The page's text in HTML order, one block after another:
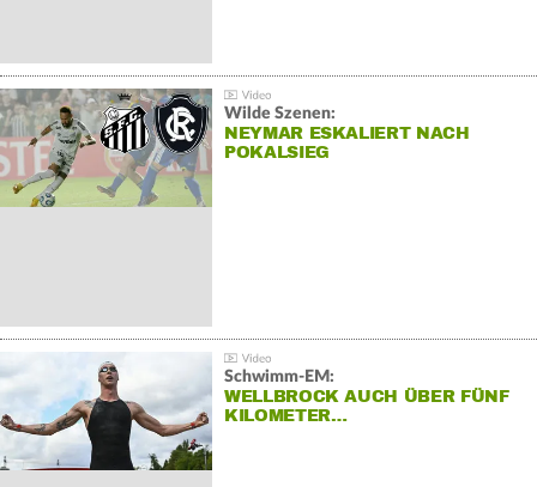
Wilde Szenen:
NEYMAR ESKALIERT NACH
POKALSIEG
Schwimm-EM:
WELLBROCK AUCH ÜBER FÜNF
KILOMETER…